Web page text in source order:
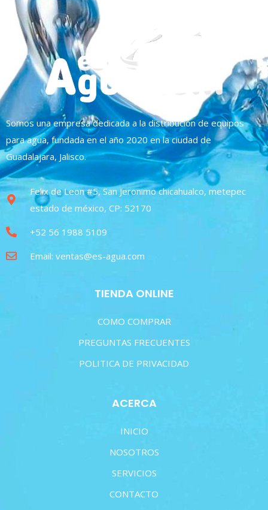
Somos una empresa dedicada a la distribución de equipos
para agua, fundada en el año 2020 en la ciudad de
Guadalajara, Jalisco.
Felix de Leon #5, San Jeronimo chicahualco, metepec
estado de méxico, CP: 52170
+52 56 1988 5109
Email: ventas@es-agua.com
TIENDA ONLINE
COMO COMPRAR
PREGUNTAS FRECUENTES
POLITICA DE PRIVACIDAD
ACERCA
INICIO
NOSOTROS
SERVICIOS
CONTACTO